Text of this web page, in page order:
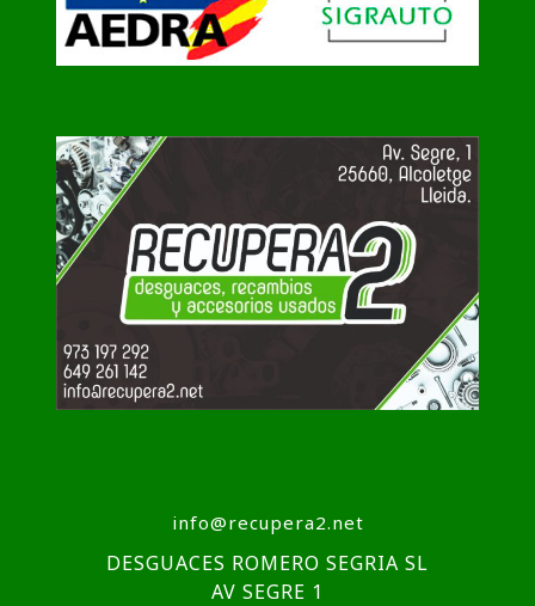
info@recupera2.net
DESGUACES ROMERO SEGRIA SL
AV SEGRE 1